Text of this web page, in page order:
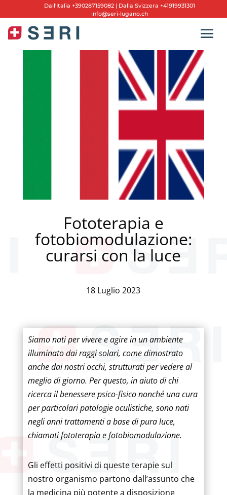
Dall'Italia +390287159082 | Dalla Svizzera +41919931301
info@seri-lugano.ch
Fototerapia e
fotobiomodulazione:
curarsi con la luce
18 Luglio 2023
Siamo nati per vivere e agire in un ambiente
illuminato dai raggi solari, come dimostrato
anche dai nostri occhi, strutturati per vedere al
meglio di giorno. Per questo, in aiuto di chi
ricerca il benessere psico-fisico nonché una cura
per particolari patologie oculistiche, sono nati
negli anni trattamenti a base di pura luce,
chiamati fototerapia e fotobiomodulazione.
Gli effetti positivi di queste terapie sul
nostro organismo partono dall’assunto che
la medicina più potente a disposizione